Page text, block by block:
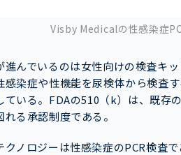
Visby Medicalの性感染症
進んでいるのは女性向けの検査キ
感染症や性機能を尿検体から検査
ている。FDAの510（k）は、既存
る承認制度である。
クノロジーは性感染症のPCR検査